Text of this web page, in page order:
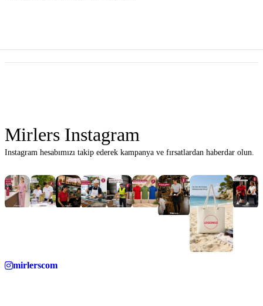
Mirlers Instagram
Instagram hesabımızı takip ederek kampanya ve fırsatlardan haberdar olun.
mirlerscom